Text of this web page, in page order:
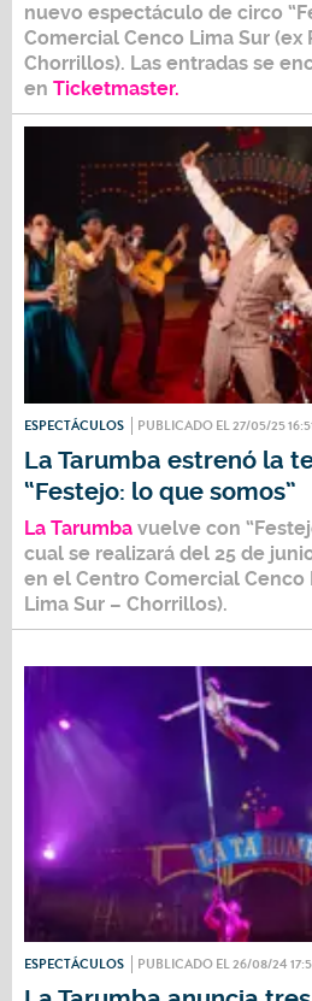
nuevo espectáculo de circo
Comercial Cenco Lima Sur (ex
Chorrillos). Las entradas se
en Ticketmaster.
ESPECTÁCULOS PUBLICADO EL 27/05/25
La Tarumba estrenó la
“Festejo: lo que somos”
La Tarumba vuelve con “
cual se realizará del 25 de
en el Centro Comercial Cenco
Lima Sur – Chorrillos).
ESPECTÁCULOS PUBLICADO EL 26/08/24